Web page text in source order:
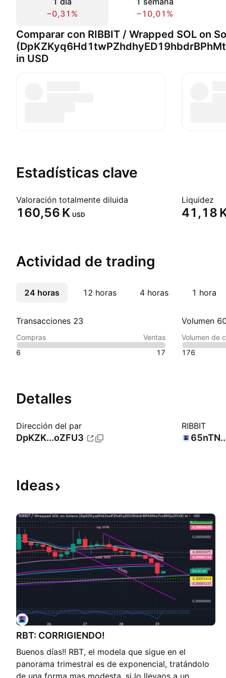
−0,31%
−10,01%
Comparar con RIBBIT / Wrapped SOL on
in USD
Estadísticas clave
Valoración totalmente diluida
‪160,56 K‬ USD
Liquidez
‪41,18
Actividad de trading
24 horas 12 horas 4 horas 1 hora
Más
Transacciones 23
Compras
Ventas
6
17
Volumen
Volumen de
176
Detalles
Dirección del par
DpKZK...oZFU3
RIBBIT
Ideas
RBT: CORRIGIENDO!
Buenos días!! RBT, el modela que sigue en el
panorama trimestral es de exponencial, tratándolo
de una forma mas modesta, si lo llevaos a un